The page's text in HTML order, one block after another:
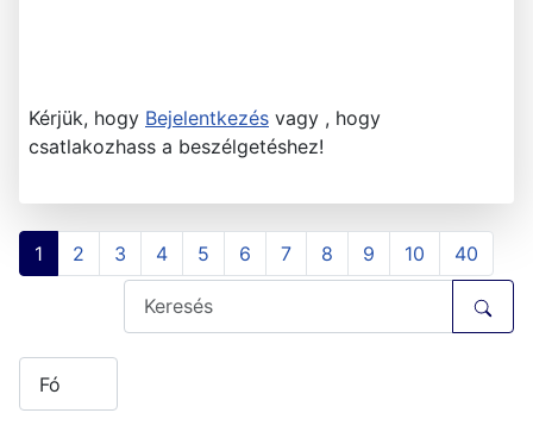
Kérjük, hogy Bejelentkezés vagy , hogy
csatlakozhass a beszélgetéshez!
1 2 3 4 5 6 7 8 9 10 40